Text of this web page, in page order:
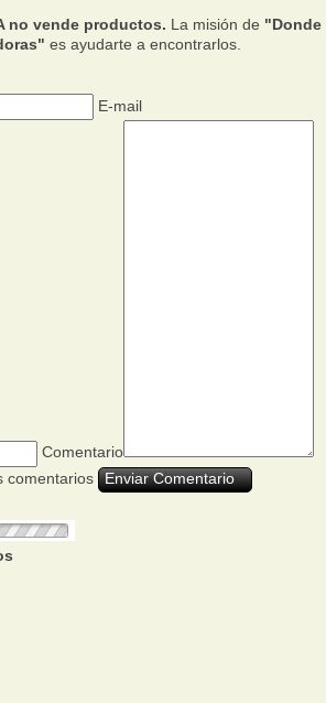
no vende productos. La misión de "Donde
es ayudarte a encontrarlos.
E-mail
Comentario
comentarios